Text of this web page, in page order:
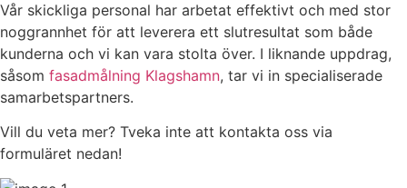
Vår skickliga personal har arbetat effektivt och med stor
noggrannhet för att leverera ett slutresultat som både
kunderna och vi kan vara stolta över. I liknande uppdrag,
såsom fasadmålning Klagshamn, tar vi in specialiserade
samarbetspartners.
Vill du veta mer? Tveka inte att kontakta oss via
formuläret nedan!